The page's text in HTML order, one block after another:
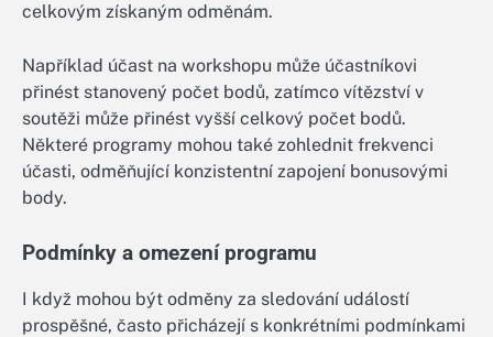
celkovým získaným odměnám.
Například účast na workshopu může účastníkovi
přinést stanovený počet bodů, zatímco vítězství v
soutěži může přinést vyšší celkový počet bodů.
Některé programy mohou také zohlednit frekvenci
účasti, odměňující konzistentní zapojení bonusovými
body.
Podmínky a omezení programu
I když mohou být odměny za sledování událostí
prospěšné, často přicházejí s konkrétními podmínkami